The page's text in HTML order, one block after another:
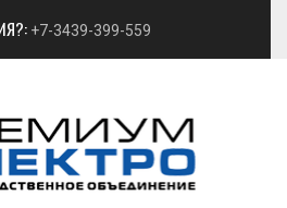
+7-3439-399-559